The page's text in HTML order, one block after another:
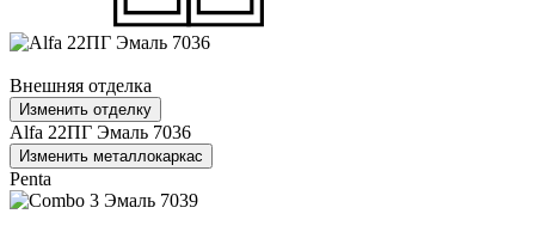
Внешняя отделка
Изменить отделку
Alfa 22ПГ Эмаль 7036
Изменить металлокаркас
Penta